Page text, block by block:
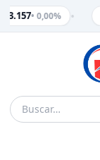
3.157• 0,00%